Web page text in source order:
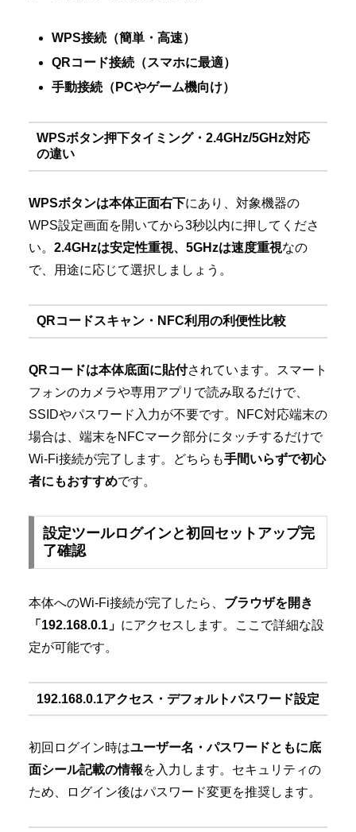
WPS接続（簡単・高速）
QRコード接続（スマホに最適）
手動接続（PCやゲーム機向け）
WPSボタン押下タイミング・2.4GHz/5GHz対応
の違い
WPSボタンは本体正面右下にあり、対象機器の
WPS設定画面を開いてから3秒以内に押してくださ
い。 2.4GHzは安定性重視、5GHzは速度重視なの
で、用途に応じて選択しましょう。
QRコードスキャン・NFC利用の利便性比較
QRコードは本体底面に貼付されています。スマート
フォンのカメラや専用アプリで読み取るだけで、
SSIDやパスワード入力が不要です。NFC対応端末の
場合は、端末をNFCマーク部分にタッチするだけで
Wi-Fi接続が完了します。どちらも手間いらずで初心
者にもおすすめです。
設定ツールログインと初回セットアップ完
了確認
本体へのWi-Fi接続が完了したら、 ブラウザを開き
「192.168.0.1」 にアクセスします。ここで詳細な設
定が可能です。
192.168.0.1アクセス・デフォルトパスワード設定
初回ログイン時はユーザー名・パスワードともに底
面シール記載の情報を入力します。セキュリティの
ため、ログイン後はパスワード変更を推奨します。